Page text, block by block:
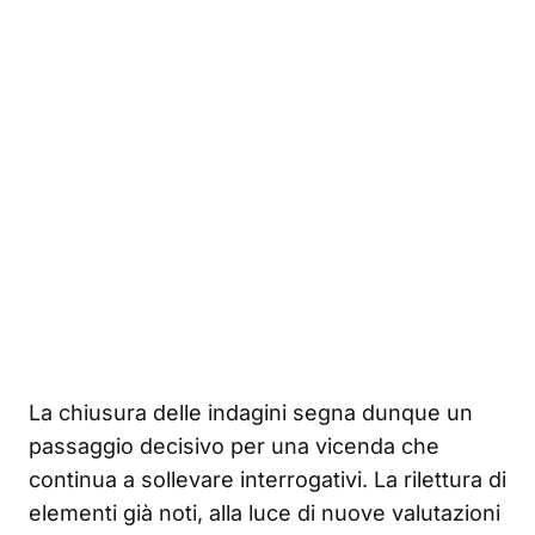
La chiusura delle indagini segna dunque un
passaggio decisivo per una vicenda che
continua a sollevare interrogativi. La rilettura di
elementi già noti, alla luce di nuove valutazioni